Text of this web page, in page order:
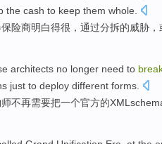
the cash to keep them whole
险商明白得很， 通过分拆的威胁 ，
architects no longer need to
just to deploy different forms
不再需要把一个官方的XML